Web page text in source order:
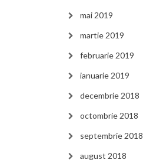
mai 2019
martie 2019
februarie 2019
ianuarie 2019
decembrie 2018
octombrie 2018
septembrie 2018
august 2018